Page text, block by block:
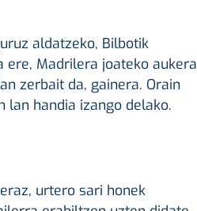
aldatzeko, Bilbotik
Madrilera joateko aukera
zerbait da, gainera. Orain
lan handia izango delako.
urtero sari honek